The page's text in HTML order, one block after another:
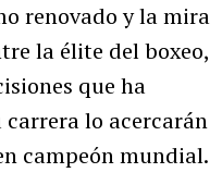
renovado y la mira
la élite del boxeo,
que ha
carrera lo acercarán
campeón mundial.